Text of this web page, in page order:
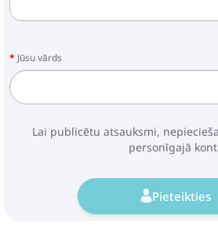
Jūsu vārds
Lai publicētu atsauksmi,
personīgajā
Pieteikties